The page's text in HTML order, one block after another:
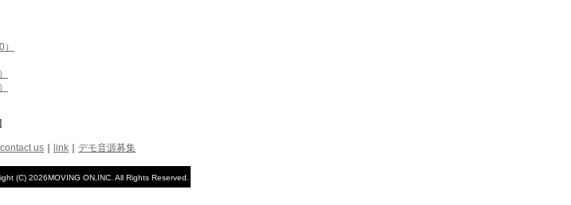
]
contact us link デモ音源募集
(C) 2026MOVING ON,INC. All Rights Reserved.